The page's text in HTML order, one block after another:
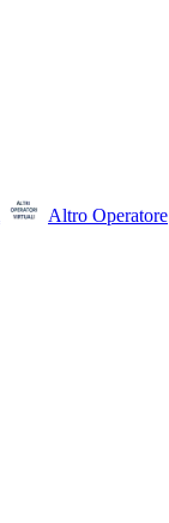
Altro Operatore